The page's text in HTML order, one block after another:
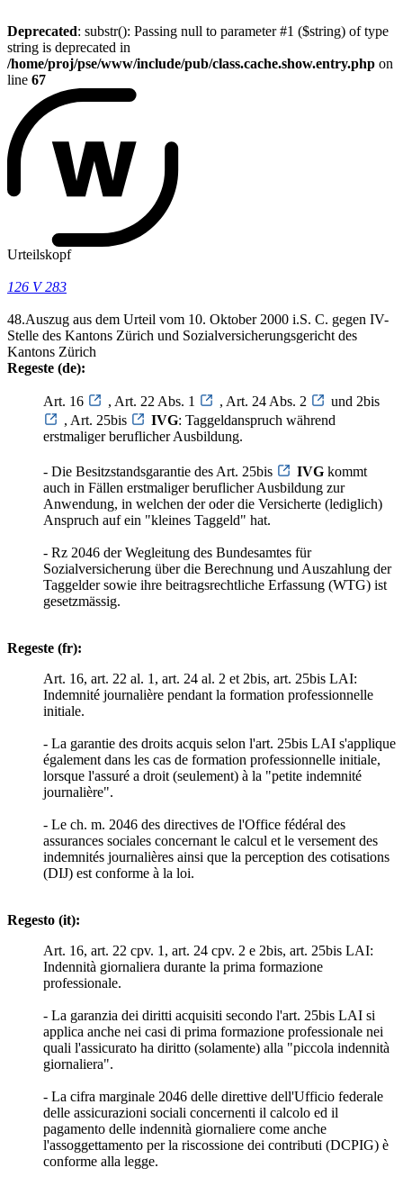
Deprecated: substr(): Passing null to parameter #1 ($string) of type
string is deprecated in
/home/proj/pse/www/include/pub/class.cache.show.entry.php on
line 67
Urteilskopf
126 V 283
48.Auszug aus dem Urteil vom 10. Oktober 2000 i.S. C. gegen IV-
Stelle des Kantons Zürich und Sozialversicherungsgericht des
Kantons Zürich
Regeste (de):
Art. 16 , Art. 22 Abs. 1 , Art. 24 Abs. 2
und 2bis
, Art. 25bis
IVG: Taggeldanspruch während
erstmaliger beruflicher Ausbildung.
- Die Besitzstandsgarantie des Art. 25bis IVG kommt
auch in Fällen erstmaliger beruflicher Ausbildung zur
Anwendung, in welchen der oder die Versicherte (lediglich)
Anspruch auf ein "kleines Taggeld" hat.
- Rz 2046 der Wegleitung des Bundesamtes für
Sozialversicherung über die Berechnung und Auszahlung der
Taggelder sowie ihre beitragsrechtliche Erfassung (WTG) ist
gesetzmässig.
Regeste (fr):
Art. 16, art. 22 al. 1, art. 24 al. 2 et 2bis, art. 25bis LAI:
Indemnité journalière pendant la formation professionnelle
initiale.
- La garantie des droits acquis selon l'art. 25bis LAI s'applique
également dans les cas de formation professionnelle initiale,
lorsque l'assuré a droit (seulement) à la "petite indemnité
journalière".
- Le ch. m. 2046 des directives de l'Office fédéral des
assurances sociales concernant le calcul et le versement des
indemnités journalières ainsi que la perception des cotisations
(DIJ) est conforme à la loi.
Regesto (it):
Art. 16, art. 22 cpv. 1, art. 24 cpv. 2 e 2bis, art. 25bis LAI:
Indennità giornaliera durante la prima formazione
professionale.
- La garanzia dei diritti acquisiti secondo l'art. 25bis LAI si
applica anche nei casi di prima formazione professionale nei
quali l'assicurato ha diritto (solamente) alla "piccola indennità
giornaliera".
- La cifra marginale 2046 delle direttive dell'Ufficio federale
delle assicurazioni sociali concernenti il calcolo ed il
pagamento delle indennità giornaliere come anche
l'assoggettamento per la riscossione dei contributi (DCPIG) è
conforme alla legge.